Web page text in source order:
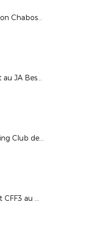
Golf Foot au Couëron Chabossière FC (05/05/21)
Golf Foot et Futnet au JA Besné (18/04/21)
Golf Foot au Sporting Club de Nantes - 10/04/21
Formations CFF2 et CFF3 au District (octobre 2020)